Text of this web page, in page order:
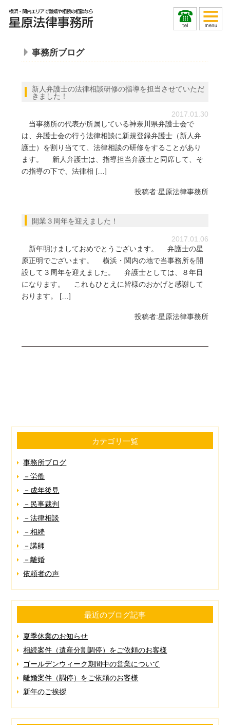
事務所ブログ
新人弁護士の法律相談研修の指導を担当させていただ
きました！
2017.01.30
当事務所の代表が所属している神奈川県弁護士会で
は、弁護士会の行う法律相談に新規登録弁護士（新人弁
護士）を割り当てて、法律相談の研修をすることがあり
ます。 新人弁護士は、指導担当弁護士と同席して、そ
の指導の下で、法律相 […]
投稿者:星原法律事務所
開業３周年を迎えました！
2017.01.06
新年明けましておめでとうございます。 弁護士の星
原正明でございます。 横浜・関内の地で当事務所を開
設して３周年を迎えました。 弁護士としては、８年目
になります。 これもひとえに皆様のおかげと感謝して
おります。 […]
投稿者:星原法律事務所
カテゴリ一覧
事務所ブログ
－労働
－成年後見
－民事裁判
－法律相談
－相続
－講師
－離婚
依頼者の声
最近のブログ記事
夏季休業のお知らせ
相続案件（遺産分割調停）をご依頼のお客様
ゴールデンウィーク期間中の営業について
離婚案件（調停）をご依頼のお客様
新年のご挨拶